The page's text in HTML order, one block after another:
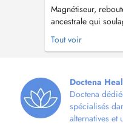
Magnétiseur,
ancestrale qui
et musculaires) et
j'accompagne les
Mon approche
Tout voir
Doctena
Doctena
spécialisés
alternatives et